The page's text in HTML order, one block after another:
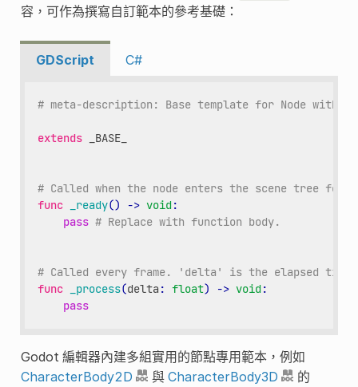
容，可作為撰寫自訂範本的參考基礎：
GDScript C#
# meta-description: Base template for Node with
extends _BASE_
# Called when the node enters the scene tree
func
_ready() -> void:
pass # Replace with function body.
# Called every frame. 'delta' is the elapsed time
func
_process(delta: float) -> void:
pass
Godot 編輯器內建多組實用的節點專用範本，例如
CharacterBody2D
與 CharacterBody3D 的